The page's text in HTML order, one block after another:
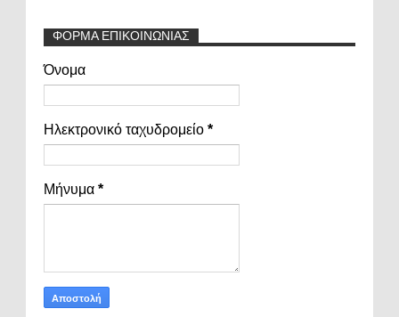
ΦΟΡΜΑ ΕΠΙΚΟΙΝΩΝΙΑΣ
Όνομα
Ηλεκτρονικό ταχυδρομείο *
Μήνυμα *